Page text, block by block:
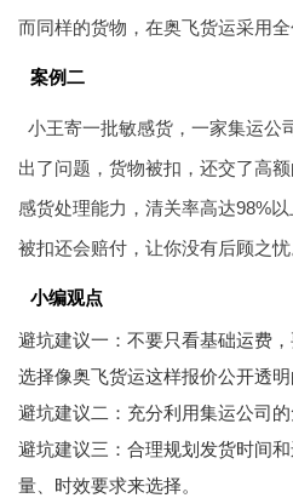
而同样的货物，在奥飞货运采用全
案例二
小王寄一批敏感货，一家集运公
出了问题，货物被扣，还交了高
感货处理能力，清关率高达98%
被扣还会赔付，让你没有后顾之忧
小编观点
避坑建议一：不要只看基础运费
选择像奥飞货运这样报价公开透明
避坑建议二：充分利用集运公司的
避坑建议三：合理规划发货时间
量、时效要求来选择。